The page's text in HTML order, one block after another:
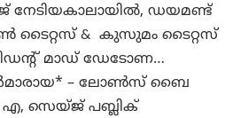
ഡയമണ്ട്
& കുസുമം ടൈറ്റസ്
മാഡ് ഡേടോണ…
– ലോൺസ് ബൈ
എ, സെയ്ജ് പബ്ലിക്